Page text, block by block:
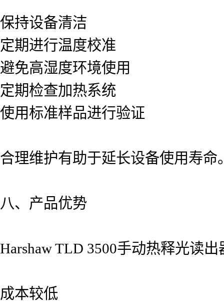
保持设备清洁
定期进行温度校准
避免高湿度环境使用
定期检查加热系统
使用标准样品进行验证
合理维护有助于延长设备使用寿命
八、产品优势
Harshaw TLD 3500手动热释光读
成本较低